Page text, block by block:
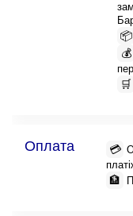
📦
💰
🛒
Оплата 💳
🏦